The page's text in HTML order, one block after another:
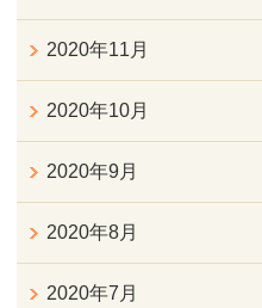
2020年11月
2020年10月
2020年9月
2020年8月
2020年7月